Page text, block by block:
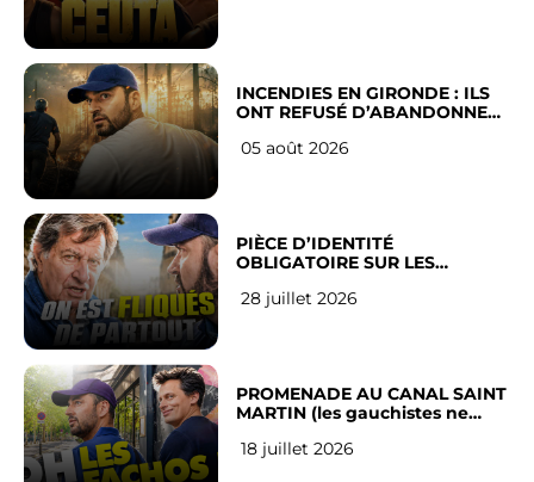
INCENDIES EN GIRONDE : ILS
ONT REFUSÉ D’ABANDONNER
05 août 2026
PIÈCE D’IDENTITÉ
OBLIGATOIRE SUR LES
Français
28 juillet 2026
PROMENADE AU CANAL SAINT
MARTIN (les gauchistes ne
18 juillet 2026